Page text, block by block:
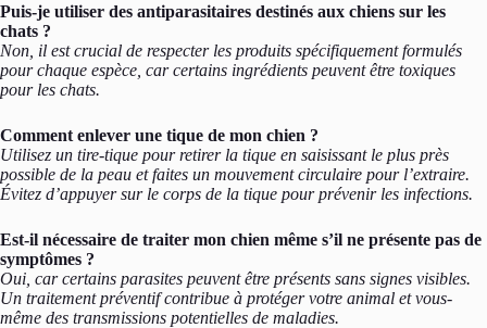
Puis-je utiliser des antiparasitaires destinés aux chiens sur les
chats ?
Non, il est crucial de respecter les produits spécifiquement formulés
pour chaque espèce, car certains ingrédients peuvent être toxiques
pour les chats.
Comment enlever une tique de mon chien ?
Utilisez un tire-tique pour retirer la tique en saisissant le plus près
possible de la peau et faites un mouvement circulaire pour l’extraire.
Évitez d’appuyer sur le corps de la tique pour prévenir les infections.
Est-il nécessaire de traiter mon chien même s’il ne présente pas de
symptômes ?
Oui, car certains parasites peuvent être présents sans signes visibles.
Un traitement préventif contribue à protéger votre animal et vous-
même des transmissions potentielles de maladies.